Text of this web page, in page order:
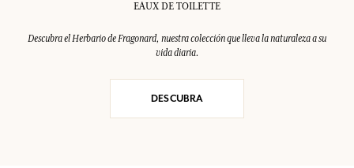
EAUX DE TOILETTE
Descubra el Herbario de Fragonard, nuestra colección que lleva la naturaleza a su
vida diaria.
DESCUBRA